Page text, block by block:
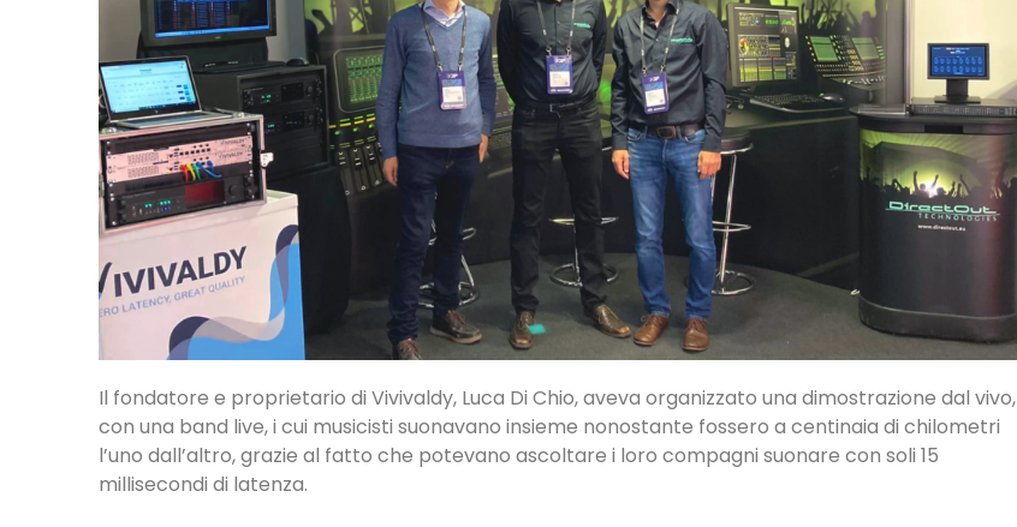
Il fondatore e proprietario di Vivivaldy, Luca Di Chio, aveva organizzato una dimostrazione dal vivo,
con una band live, i cui musicisti suonavano insieme nonostante fossero a centinaia di chilometri
l’uno dall’altro, grazie al fatto che potevano ascoltare i loro compagni suonare con soli 15
millisecondi di latenza.